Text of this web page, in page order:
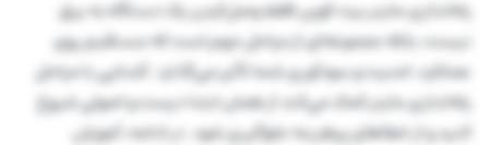
راه‌اندازی ماینر بیت کوین فقط وصل‌کردن یک دستگاه به برق
نیست، بلکه مجموعه‌ای از مراحل مهم است که مستقیم روی
عملکرد، امنیت و سودآوری شما تأثیر می‌گذارد. آشنایی با مراحل
راه‌اندازی ماینر کمک می‌کند از همان ابتدا درست و اصولی شروع
کنید و از خطاهای پرهزینه جلوگیری شود. در ادامه، آموزش